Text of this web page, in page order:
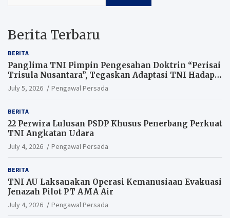
Berita Terbaru
BERITA
Panglima TNI Pimpin Pengesahan Doktrin “Perisai
Trisula Nusantara”, Tegaskan Adaptasi TNI Hadapi
Perang Modern
July 5, 2026 Pengawal Persada
BERITA
22 Perwira Lulusan PSDP Khusus Penerbang Perkuat
TNI Angkatan Udara
July 4, 2026 Pengawal Persada
BERITA
TNI AU Laksanakan Operasi Kemanusiaan Evakuasi
Jenazah Pilot PT AMA Air
July 4, 2026 Pengawal Persada